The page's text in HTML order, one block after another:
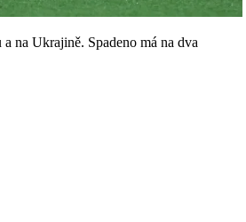
na Ukrajině. Spadeno má na dva